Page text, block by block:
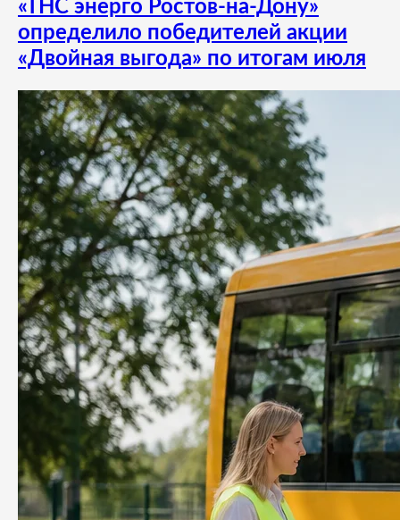
«ТНС энерго Ростов-на-Дону»
определило победителей акции
«Двойная выгода» по итогам июля